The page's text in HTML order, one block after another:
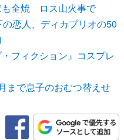
も全焼 ロス山火事で
恋人、ディカプリオの50
フィクション』コスプレ
まで息子のおむつ替えせ